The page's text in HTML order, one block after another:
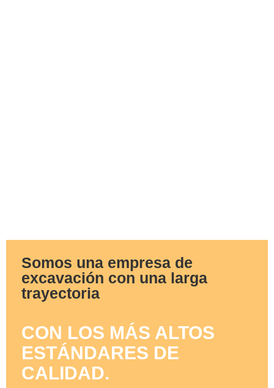
Somos una empresa de
excavación con una larga
trayectoria
CON LOS MÁS ALTOS
ESTÁNDARES DE
CALIDAD.